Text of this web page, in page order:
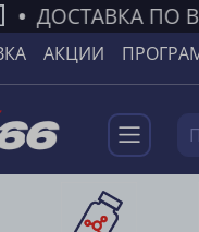
ДОСТАВКА ПО
АКЦИИ